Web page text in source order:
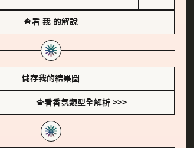
查看 我 的解說
儲存我的結果圖
查看香氛類型全解析 >>>